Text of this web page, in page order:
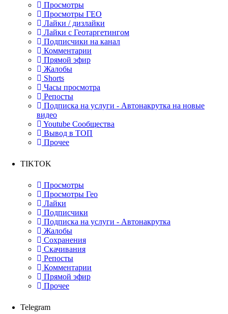
Просмотры
Просмотры ГЕО
Лайки / дизлайки
Лайки с Геотаргетингом
Подписчики на канал
Комментарии
Прямой эфир
Жалобы
Shorts
Часы просмотра
Репосты
Подписка на услуги - Автонакрутка на новые
видео
Youtube Сообщества
Вывод в ТОП
Прочее
TIKTOK
Просмотры
Просмотры Гео
Лайки
Подписчики
Подписка на услуги - Автонакрутка
Жалобы
Сохранения
Скачивания
Репосты
Комментарии
Прямой эфир
Прочее
Telegram